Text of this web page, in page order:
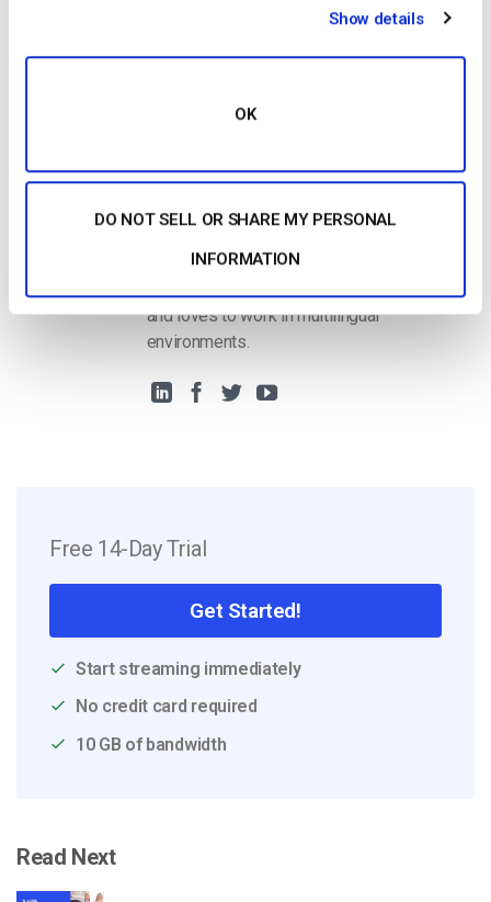
Show details
OK
DO NOT SELL OR SHARE MY PERSONAL
INFORMATION
Comece A Trabalhar Gratuitamente
Harmonie Duhamel
over 6 years in the Tech Industry. She has
and loves to work in multilingual
environments.
Free 14-Day Trial
Get Started!
Start streaming immediately
No credit card required
10 GB of bandwidth
Read Next